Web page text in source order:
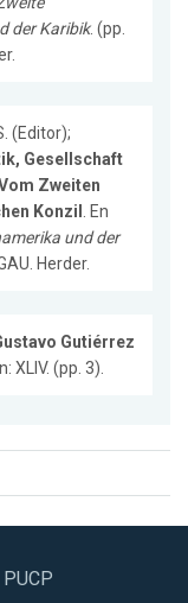
der Karibik. (pp.
(Editor);
Gesellschaft
Zweiten
Konzil . En
und der
Herder.
Gutiérrez
XLIV. (pp. 3).